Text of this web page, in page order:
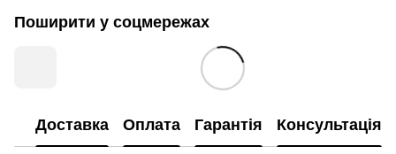
Поширити у соцмережах
Доставка Оплата Гарантія Консультація